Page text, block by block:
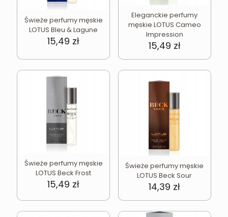
Świeże perfumy męskie
LOTUS Bleu & Lagune
15,49 zł
Eleganckie perfumy
męskie LOTUS Cameo
Impression
15,49 zł
Świeże perfumy męskie
LOTUS Beck Frost
15,49 zł
Świeże perfumy męskie
LOTUS Beck Sour
14,39 zł